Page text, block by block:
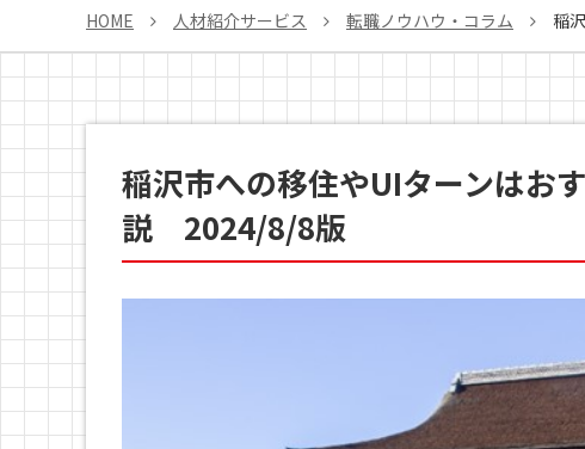
HOME 人材紹介サービス 転職ノウハウ・コラム 稲
稲沢市への移住やUIターンはお
説 2024/8/8版